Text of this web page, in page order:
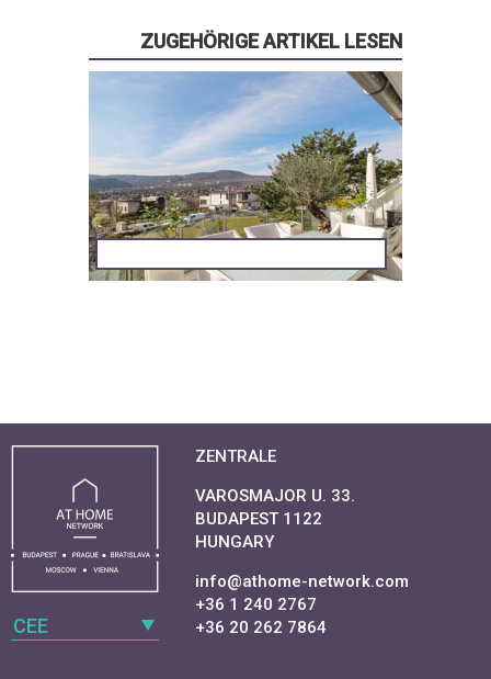
ZUGEHÖRIGE ARTIKEL LESEN
CEE
ZENTRALE
VAROSMAJOR U. 33.
BUDAPEST 1122
HUNGARY
info@athome-network.com
+36 1 240 2767
+36 20 262 7864